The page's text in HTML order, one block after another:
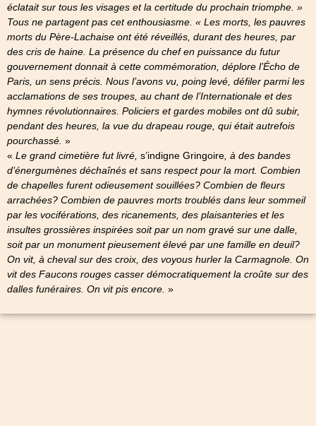
éclatait sur tous les visages et la certitude du prochain triomphe. »
Tous ne partagent pas cet enthousiasme. « Les morts, les pauvres
morts du Père-Lachaise ont été réveillés, durant des heures, par
des cris de haine. La présence du chef en puissance du futur
gouvernement donnait à cette commémoration, déplore l’Écho de
Paris, un sens précis. Nous l’avons vu, poing levé, défiler parmi les
acclamations de ses troupes, au chant de l’Internationale et des
hymnes révolutionnaires. Policiers et gardes mobiles ont dû subir,
pendant des heures, la vue du drapeau rouge, qui était autrefois
pourchassé. »
« Le grand cimetière fut livré, s’indigne Gringoire , à des bandes
d’énergumènes déchaînés et sans respect pour la mort. Combien
de chapelles furent odieusement souillées? Combien de fleurs
arrachées? Combien de pauvres morts troublés dans leur sommeil
par les vociférations, des ricanements, des plaisanteries et les
insultes grossières inspirées soit par un nom gravé sur une dalle,
soit par un monument pieusement élevé par une famille en deuil?
On vit, à cheval sur des croix, des voyous hurler la Carmagnole. On
vit des Faucons rouges casser démocratiquement la croûte sur des
dalles funéraires. On vit pis encore. »